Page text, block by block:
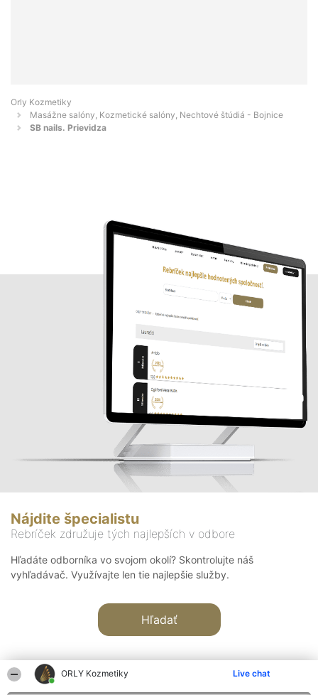
ORLY Kozmetiky Live chat
Orly Kozmetiky
Masážne salóny, Kozmetické salóny, Nechtové štúdiá - Bojnice
SB nails. Prievidza
Nájdite špecialistu
Rebríček združuje tých najlepších v odbore
Hľadáte odborníka vo svojom okolí? Skontrolujte náš
vyhľadávač. Využívajte len tie najlepšie služby.
Hľadať